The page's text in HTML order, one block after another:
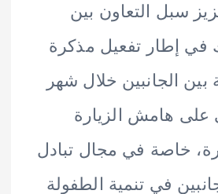
التعاون بين
تفعيل مذكرة
خلال شهر
الزيارة
في مجال تبادل
تنمية الطفولة